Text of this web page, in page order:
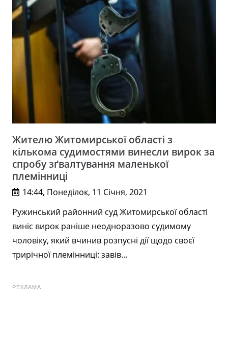
Жителю Житомирської області з
кількома судимостями винесли вирок за
спробу зґвалтування маленької
племінниці
14:44, Понеділок, 11 Січня, 2021
Ружинський районний суд Житомирської області
виніс вирок раніше неодноразово судимому
чоловіку, який вчинив розпусні дії щодо своєї
трирічної племінниці: завів…
РЕКЛАМА